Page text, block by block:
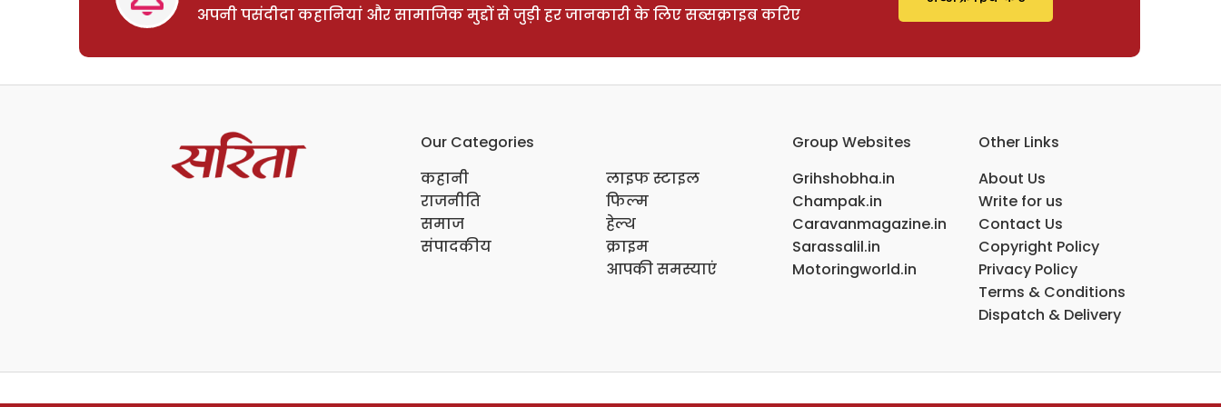
अपनी पसंदीदा कहानियां और सामाजिक मुद्दों से जुड़ी हर जानकारी के लिए सब्सक्राइब करिए
Our Categories
कहानी
राजनीति
समाज
संपादकीय
लाइफ स्टाइल
फिल्म
हेल्थ
क्राइम
आपकी समस्याएं
Group Websites
Grihshobha.in
Champak.in
Caravanmagazine.in
Sarassalil.in
Motoringworld.in
Other Links
About Us
Write for us
Contact Us
Copyright Policy
Privacy Policy
Terms & Conditions
Dispatch & Delivery